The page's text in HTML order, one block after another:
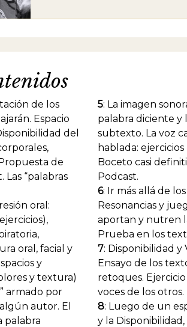
dictado la asignatura de trabajo
Relato, de Ana María Bovo, en
de la Barca dir. Jorge Lavelli;
princesa Turandot" Suárez Marzal,
Hochman, entre otras.
de los
Espacio
del
de
Las “palabras
oral:
oral, facial y
y
y textura)
armado por
autor. El
palabra
5: La imagen
palabra diciente y
subtexto. La voz
hablada:
Boceto casi
Podcast.
6: Ir más allá de
Resonancias y
aportan y nutren
Prueba en los
7: Disponibilidad y
Ensayo de los
retoques.
voces de los otros.
8: Luego de un
y la